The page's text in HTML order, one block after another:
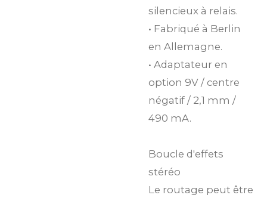
silencieux à relais.
• Fabriqué à Berlin
en Allemagne.
• Adaptateur en
option 9V / centre
négatif / 2,1 mm /
490 mA.
Boucle d'effets
stéréo
Le routage peut être